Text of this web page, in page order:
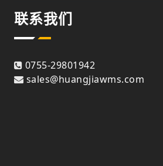
联系我们
0755-29801942
sales@huangjiawms.com